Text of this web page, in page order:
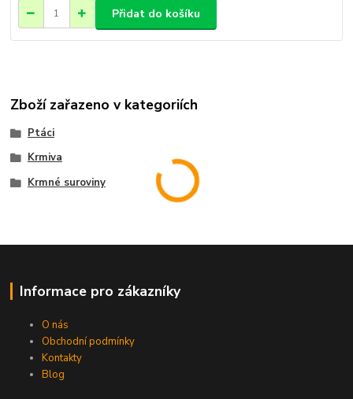
Přidat do košíku
Zboží zařazeno v kategoriích
Ptáci
Krmiva
Krmné suroviny
Informace pro zákazníky
O nás
Obchodní podmínky
Kontakty
Blog